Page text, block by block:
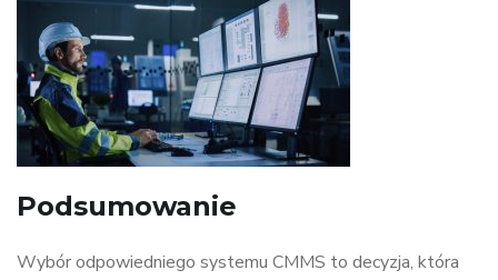
Podsumowanie
Wybór odpowiedniego systemu CMMS to decyzja, która